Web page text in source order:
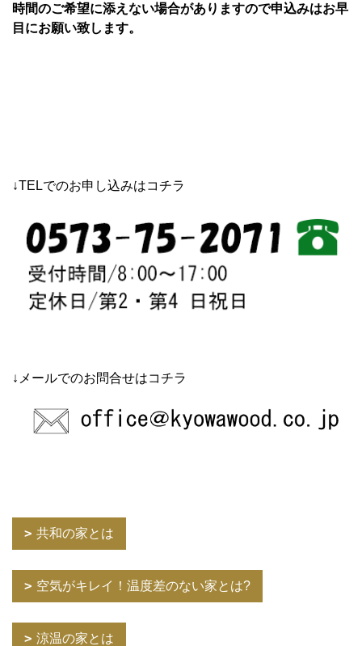
時間のご希望に添えない場合がありますので申込みはお早
目にお願い致します。
↓TELでのお申し込みはコチラ
↓メールでのお問合せはコチラ
共和の家とは
空気がキレイ！温度差のない家とは?
涼温の家とは